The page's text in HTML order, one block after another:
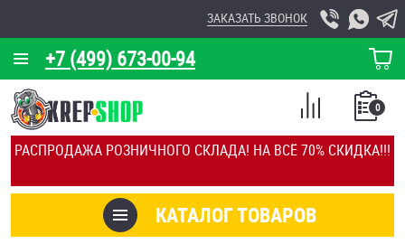
РАСПРОДАЖА РОЗНИЧНОГО СКЛАДА! НА ВСЁ 70% СКИДКА!!!
+7 (499) 673-00-94
ЗАКАЗАТЬ ЗВОНОК
КОРЗИНА
О КОМПАНИИ
КАЛЬКУЛЯТОР
ОТЗЫВЫ
КАТАЛОГ ТОВАРОВ
0
СПИСОК
СРАВНЕНИЕ